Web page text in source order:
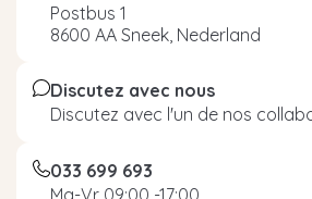
Postbus 1
8600 AA Sneek, Nederland
Discutez avec nous
Discutez avec l'un de nos
033 699 693
Ma-Vr 09:00 -17:00